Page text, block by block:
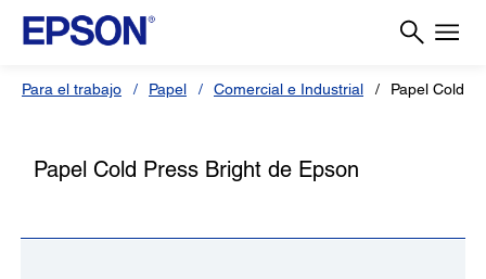
Para el trabajo Papel Comercial e Industrial Papel Cold
Papel Cold Press Bright de Epson